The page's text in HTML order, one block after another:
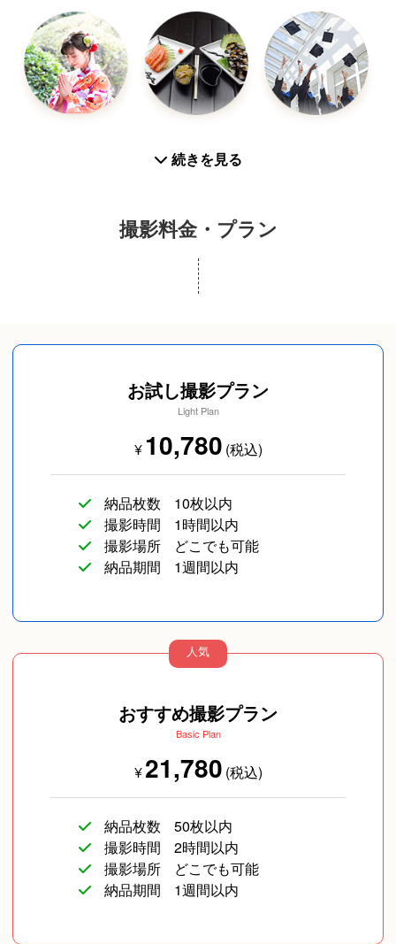
友達 長寿／還暦
企業向け写真
物撮り(小物/食べ物/
ファッション)
続きを見る
撮影料金・プラン
お試し撮影プラン
Light Plan
¥10,780 (税込)
納品枚数
10枚以内
撮影時間
1時間以内
撮影場所
どこでも可能
納品期間
1週間以内
人気
おすすめ撮影プラン
Basic Plan
¥21,780 (税込)
納品枚数
50枚以内
撮影時間
2時間以内
撮影場所
どこでも可能
納品期間
1週間以内